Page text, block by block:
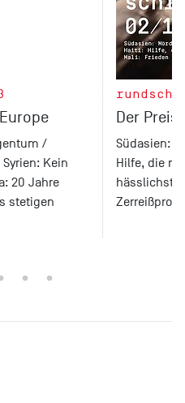
/
Kein
20 Jahre
stetigen
Der Preis
Südasien:
Hilfe, die
hässlichste